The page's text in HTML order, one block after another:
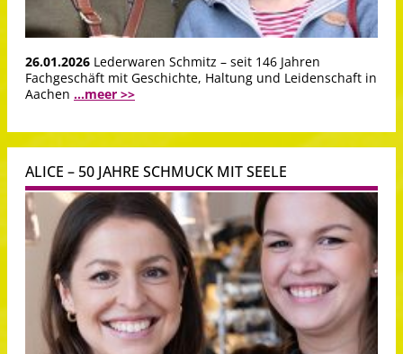
26.01.2026 Lederwaren Schmitz – seit 146 Jahren
Fachgeschäft mit Geschichte, Haltung und Leidenschaft in
Aachen ...meer >>
ALICE – 50 JAHRE SCHMUCK MIT SEELE